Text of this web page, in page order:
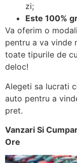
zi;
Este 100%
Va oferim o
pentru a va vinde
toate tipurile de
deloc!
Alegeti sa lucrati
auto pentru a
pret.
Vanzari Si
Ore